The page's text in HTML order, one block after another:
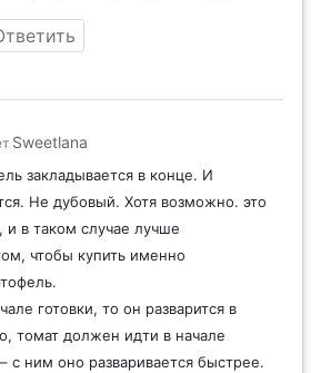
Sweetlana
закладывается в конце. И
Не дубовый. Хотя возможно. это
и в таком случае лучше
чтобы купить именно
готовки, то он разварится в
томат должен идти в начале
с ним оно разваривается быстрее.